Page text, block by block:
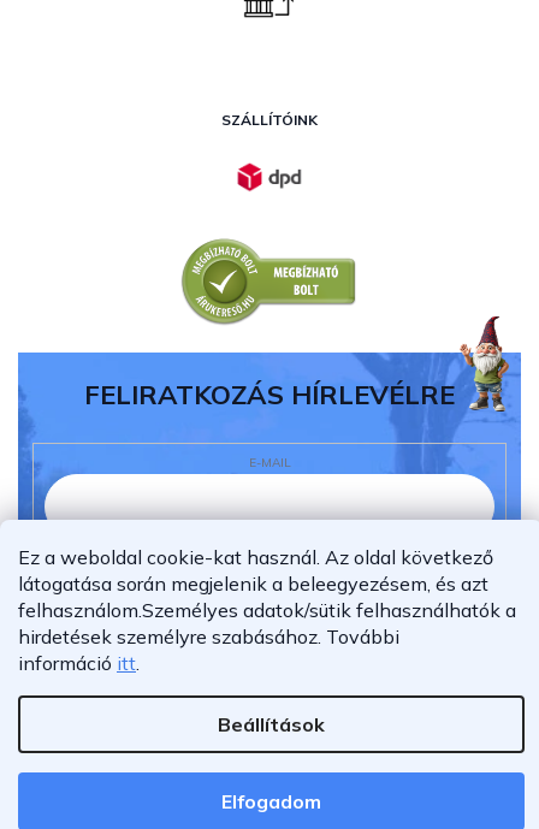
Ez a weboldal cookie-kat használ. Az oldal következő
látogatása során megjelenik a beleegyezésem, és azt
felhasználom.Személyes adatok/sütik felhasználhatók a
hirdetések személyre szabásához. További
információ itt.
Beállítások
Elfogadom
SZÁLLÍTÓINK
FELIRATKOZÁS HÍRLEVÉLRE
E-MAIL
Elolvastam és megértettem azadatvédelmi
nyilatkozatot.
Feliratkozás
Shoptet Premium készítette